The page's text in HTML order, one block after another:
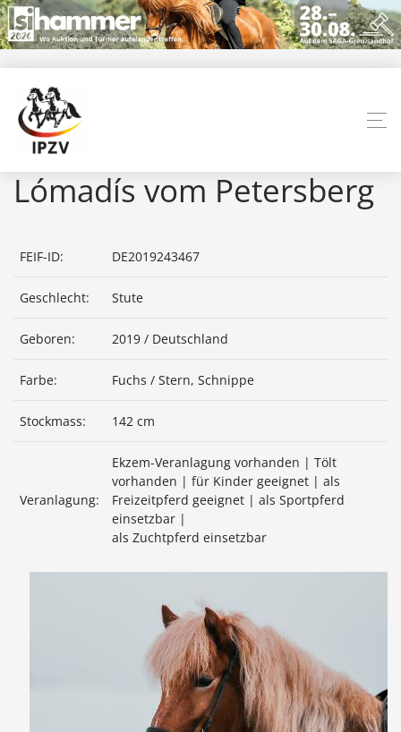
Lómadís vom Petersberg
FEIF-ID: DE2019243467
Geschlecht: Stute
Geboren: 2019 / Deutschland
Farbe: Fuchs / Stern, Schnippe
Stockmass: 142 cm
Veranlagung:
Ekzem-Veranlagung vorhanden | Tölt
vorhanden | für Kinder geeignet | als
Freizeitpferd geeignet | als Sportpferd
einsetzbar |
als Zuchtpferd einsetzbar